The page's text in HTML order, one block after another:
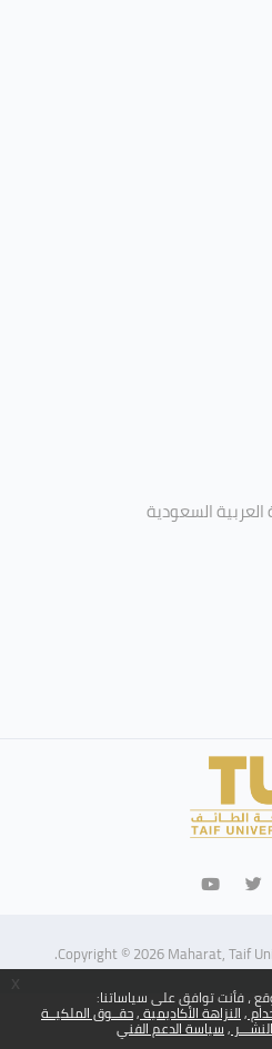
، فأنت توافق على سياساتنا:
النزاهة الأكاديمية حقــوق الملكيــة
سياسة الدعم الفني
x
السعودية
Copyright © 2026 Maharat, Taif